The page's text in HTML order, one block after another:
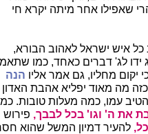
שאפילו אחר מיתה יקרא חי
איש ישראל לאהוב הבורא,
לג' דברים כאחד, כמו
יקום מחליו, גם אמר אליו הנה
כזה מה מאוד יפליא אהבת האדון
עמו, כמה מעלות טובות.
את ה' וגו' בכל לבבך, פירוש
להעיר דמיון המשל שהוא